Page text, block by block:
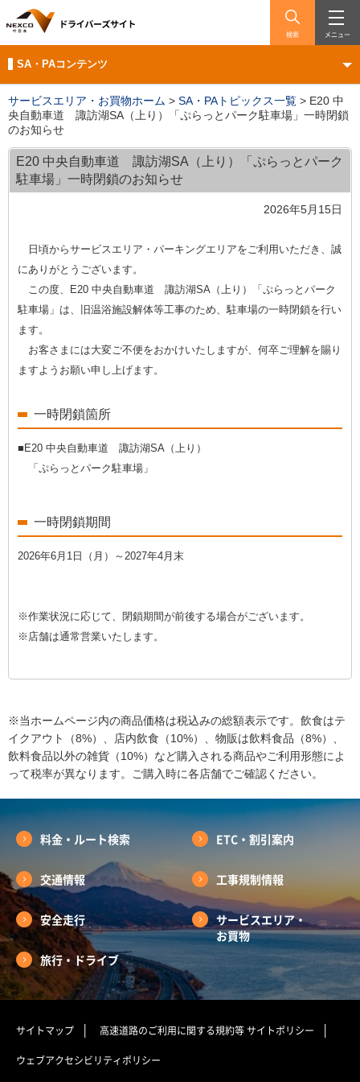
検索 メニュー
SA・PAコンテンツ
サービスエリア・お買物ホーム > SA・PAトピックス一覧 > E20 中
央自動車道 諏訪湖SA（上り）「ぷらっとパーク駐車場」一時閉鎖
のお知らせ
E20 中央自動車道 諏訪湖SA（上り）「ぷらっとパーク
駐車場」一時閉鎖のお知らせ
2026年5月15日
日頃からサービスエリア・パーキングエリアをご利用いただき、誠
にありがとうございます。
この度、E20 中央自動車道 諏訪湖SA（上り）「ぷらっとパーク
駐車場」は、旧温浴施設解体等工事のため、駐車場の一時閉鎖を行い
ます。
お客さまには大変ご不便をおかけいたしますが、何卒ご理解を賜り
ますようお願い申し上げます。
一時閉鎖箇所
■E20 中央自動車道 諏訪湖SA（上り）
「ぷらっとパーク駐車場」
一時閉鎖期間
2026年6月1日（月）～2027年4月末
※作業状況に応じて、閉鎖期間が前後する場合がございます。
※店舗は通常営業いたします。
※当ホームページ内の商品価格は税込みの総額表示です。飲食はテ
イクアウト（8%）、店内飲食（10%）、物販は飲料食品（8%）、
飲料食品以外の雑貨（10%）など購入される商品やご利用形態によ
って税率が異なります。ご購入時に各店舗でご確認ください。
料金・ルート検索 ETC・割引案内
交通情報 工事規制情報
安全走行
サービスエリア・
お買物
旅行・ドライブ
サイトマップ 高速道路のご利用に関する規約等サイトポリシー
ウェブアクセシビリティポリシー